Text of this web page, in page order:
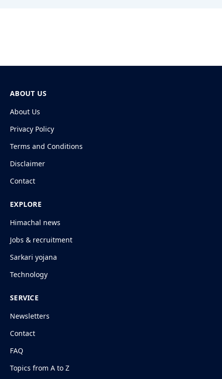
ABOUT US
About Us
Privacy Policy
Terms and Conditions
Disclaimer
Contact
EXPLORE
Himachal news
Jobs & recruitment
Sarkari yojana
Technology
SERVICE
Newsletters
Contact
FAQ
Topics from A to Z